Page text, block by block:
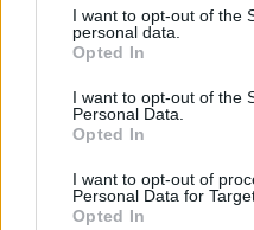
not limited to your visit or
grant or deny consent to
use your data for below
consent section.
I want to opt-out of the
personal data.
Opted In
I want to opt-out of the
Personal Data.
Opted In
I want to opt-out of
Personal Data for
Opted In
05/
Ο Κόρι Τζόσεφ μίλησε για